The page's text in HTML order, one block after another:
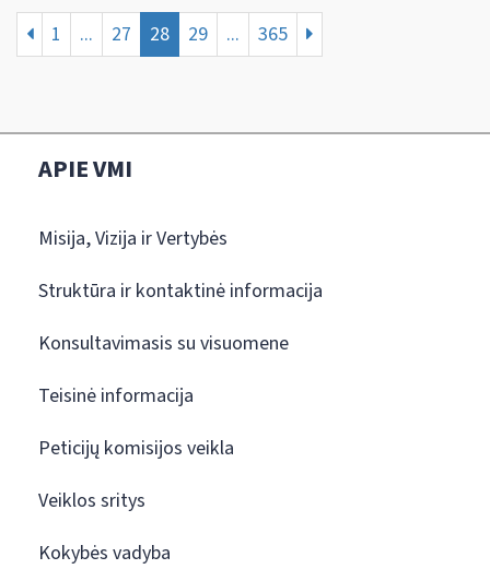
1 ... 27 28 29 ... 365
APIE VMI
Misija, Vizija ir Vertybės
Struktūra ir kontaktinė informacija
Konsultavimasis su visuomene
Teisinė informacija
Peticijų komisijos veikla
Veiklos sritys
Kokybės vadyba